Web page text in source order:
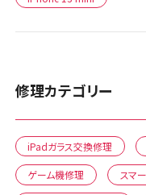
修理カテゴリー
iPadガラス交換修理
ゲーム機修理 スマ